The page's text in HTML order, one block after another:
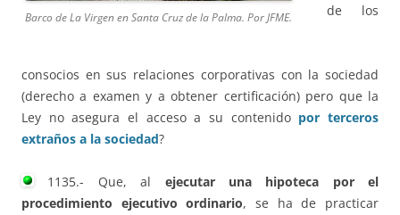
Barco de La Virgen en Santa Cruz de la Palma. Por JFME.
de los
consocios en sus relaciones corporativas con la sociedad
(derecho a examen y a obtener certificación) pero que la
Ley no asegura el acceso a su contenido por terceros
extraños a la sociedad?
1135.- Que, al ejecutar una hipoteca por el
procedimiento ejecutivo ordinario, se ha de practicar